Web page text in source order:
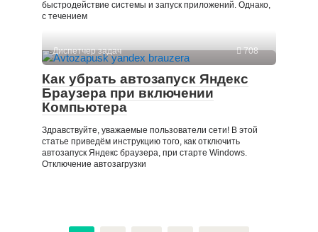
быстродействие системы и запуск приложений. Однако,
с течением
Диспетчер задач 708
Как убрать автозапуск Яндекс
Браузера при включении
Компьютера
Здравствуйте, уважаемые пользователи сети! В этой
статье приведём инструкцию того, как отключить
автозапуск Яндекс браузера, при старте Windows.
Отключение автозагрузки